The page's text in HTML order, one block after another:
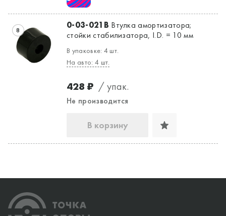
8 0-03-021B Втулка амортизатора;
стойки стабилизатора, I.D. = 10 мм
В упаковке: 4 шт.
На авто: 4 шт.
428 ₽ / упак.
Не производится
В корзину